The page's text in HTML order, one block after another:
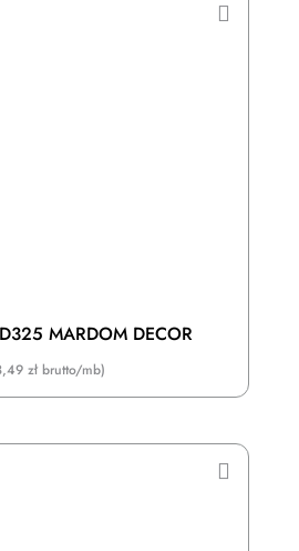
MARDOM DECOR
zł brutto/mb)